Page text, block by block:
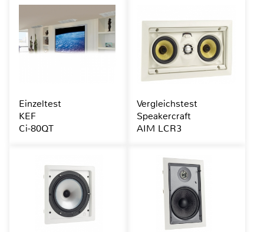
Einzeltest
KEF
Ci-80QT
Vergleichstest
Speakercraft
AIM LCR3